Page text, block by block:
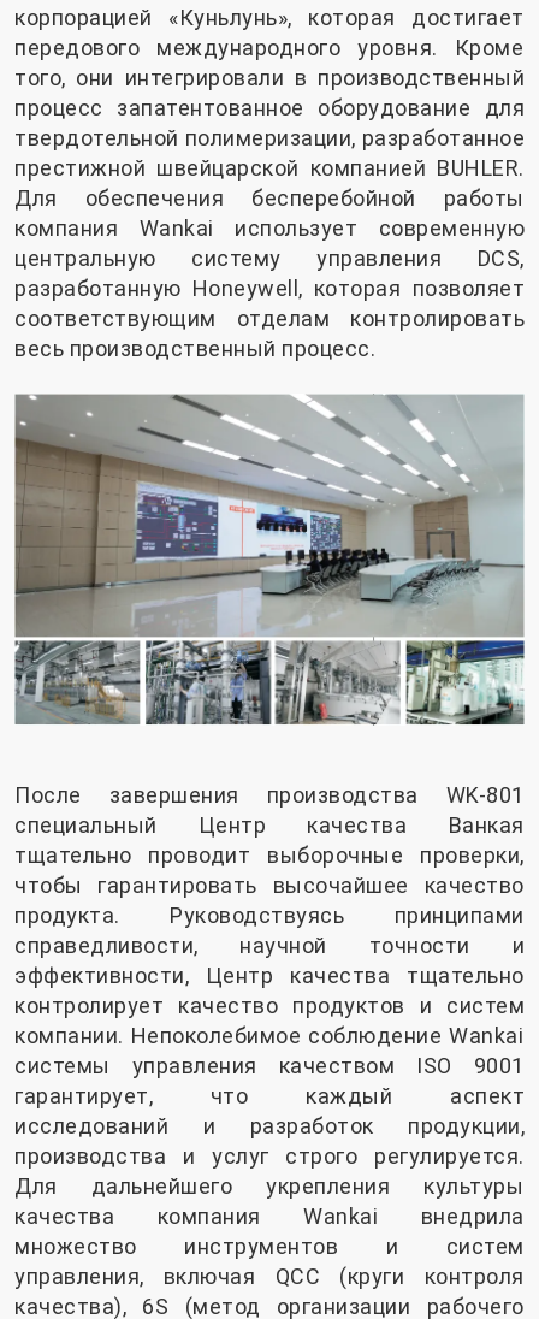
корпорацией «Куньлунь», которая достигает
передового международного уровня. Кроме
того, они интегрировали в производственный
процесс запатентованное оборудование для
твердотельной полимеризации, разработанное
престижной швейцарской компанией BUHLER.
Для обеспечения бесперебойной работы
компания Wankai использует современную
центральную систему управления DCS,
разработанную Honeywell, которая позволяет
соответствующим отделам контролировать
весь производственный процесс.
После завершения производства WK-801
специальный Центр качества Ванкая
тщательно проводит выборочные проверки,
чтобы гарантировать высочайшее качество
продукта. Руководствуясь принципами
справедливости, научной точности и
эффективности, Центр качества тщательно
контролирует качество продуктов и систем
компании. Непоколебимое соблюдение Wankai
системы управления качеством ISO 9001
гарантирует, что каждый аспект
исследований и разработок продукции,
производства и услуг строго регулируется.
Для дальнейшего укрепления культуры
качества компания Wankai внедрила
множество инструментов и систем
управления, включая QCC (круги контроля
качества), 6S (метод организации рабочего